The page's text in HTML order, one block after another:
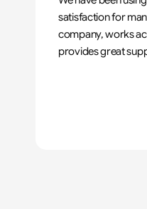
satisfaction for
company, works
provides great